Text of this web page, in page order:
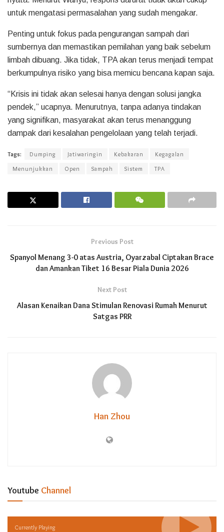
untuk mengatasi permasalahan yang sudah mengakar.
Penting untuk fokus pada pengurangan sampah dari
sumbernya dan memastikan pemilahan yang baik sebelum
limbah dibuang. Jika tidak, TPA akan terus menjadi tempat
berkumpulnya risiko yang bisa memicu bencana kapan saja.
“Krisis ini tidak akan selesai hanya dengan solusi jangka
pendek,” ucapnya. Menurutnya, tanpa adanya tindakan
yang signifikan, masyarakat akan terus menanggung
dampak dari kesalahan pengelolaan yang telah terjadi.
Tags: Dumping Jatiwaringin Kebakaran
Kegagalan
Menunjukkan
Open Sampah Sistem TPA
Previous Post
Spanyol Menang 3-0 atas Austria, Oyarzabal Ciptakan Brace
dan Amankan Tiket 16 Besar Piala Dunia 2026
Next Post
Alasan Kenaikan Dana Stimulan Renovasi Rumah Menurut
Satgas PRR
Han Zhou
Youtube Channel
Currently Playing